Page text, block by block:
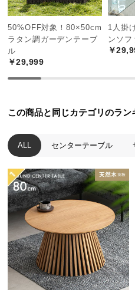
中
型
商
品
の
つ
て
小
型
商
品
の
配
送
に
つ
い
お部屋のインテリアに
せて、自分だけの癒し空間
50%OFF対象！80×50cm
ラタン調ガーデンテーブ
ル
￥29,999
1人掛
ンソフ
￥
この商品と同じカテゴリのラン
ALL センターテーブル